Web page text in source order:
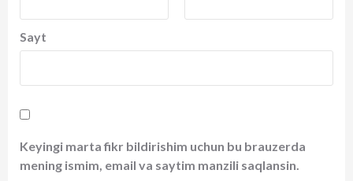
Sayt
Keyingi marta fikr bildirishim uchun bu brauzerda
mening ismim, email va saytim manzili saqlansin.